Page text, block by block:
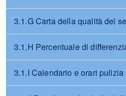
3.1.G Carta della qualità del
3.1.H Percentuale di
3.1.I Calendario e orari pulizia